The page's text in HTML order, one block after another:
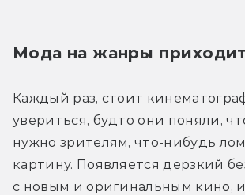
Мода на жанры
Каждый раз, стоит
увериться, будто они поняли,
нужно зрителям, что-нибудь
картину. Появляется дерзкий
с новым и оригинальным кино, и